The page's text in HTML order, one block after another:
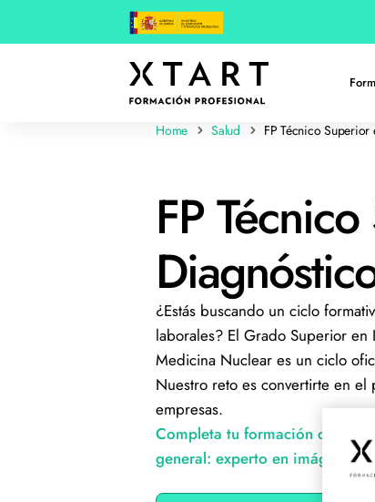
Home Salud FP Técnico
FP
¿Estás buscando un ciclo
laborales? El Grado Superior
Medicina Nuclear es un ciclo
Nuestro reto es convertirte en
empresas.
Completa tu formación con el
general: experto en imágenes